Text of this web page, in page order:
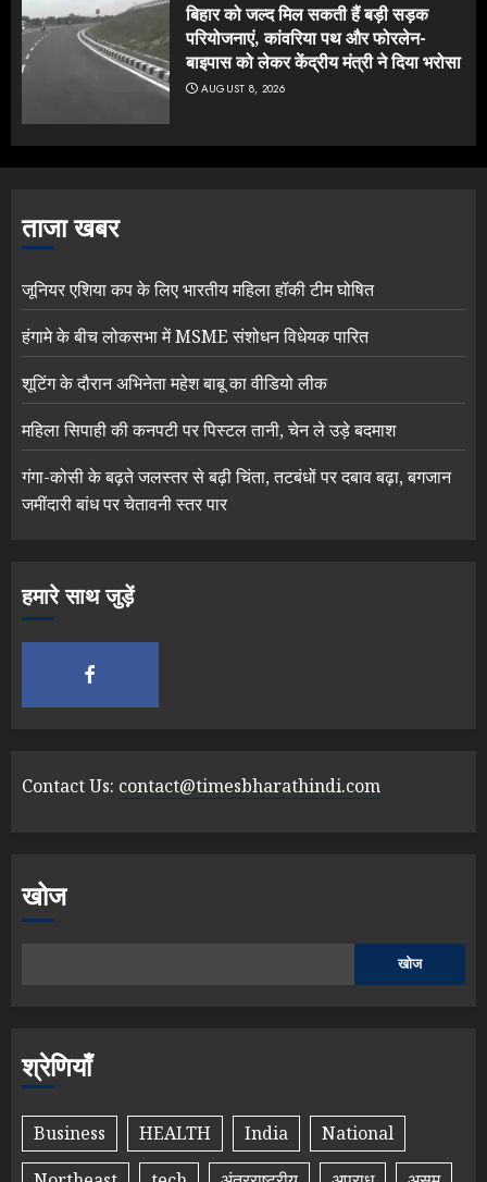
बिहार को जल्द मिल सकती हैं बड़ी सड़क
परियोजनाएं, कांवरिया पथ और फोरलेन-
बाइपास को लेकर केंद्रीय मंत्री ने दिया भरोसा
AUGUST 8, 2026
ताजा खबर
जूनियर एशिया कप के लिए भारतीय महिला हॉकी टीम घोषित
हंगामे के बीच लोकसभा में MSME संशोधन विधेयक पारित
शूटिंग के दौरान अभिनेता महेश बाबू का वीडियो लीक
महिला सिपाही की कनपटी पर पिस्टल तानी, चेन ले उड़े बदमाश
गंगा-कोसी के बढ़ते जलस्तर से बढ़ी चिंता, तटबंधों पर दबाव बढ़ा, बगजान
जमींदारी बांध पर चेतावनी स्तर पार
हमारे साथ जुड़ें
Contact Us: contact@timesbharathindi.com
खोज
खोज
श्रेणियाँ
Business HEALTH India
National